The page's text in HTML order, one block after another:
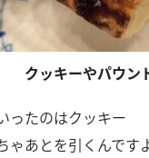
クッキーやパウン
ったのはクッキー
ゃあとを引くんで